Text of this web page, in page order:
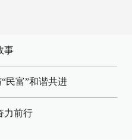
事
民富”和谐共进
力前行